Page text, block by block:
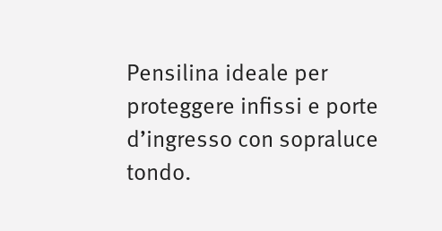
Pensilina ideale per
proteggere infissi e porte
d’ingresso con sopraluce
tondo.